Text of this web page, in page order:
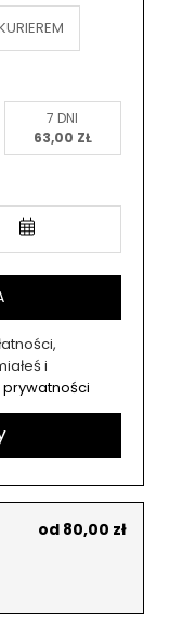
7 DNI
63,00 ZŁ
i
prywatności
od 80,00 zł